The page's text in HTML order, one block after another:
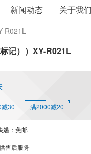
新闻动态 关于我们
R021L
记））XY-R021L
30 满2000减20
递：免邮
售后服务